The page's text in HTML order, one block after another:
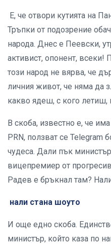
Е, че отвори кутията на
Тръпки от подозрение
народа. Днес е Пеевски,
активист, опонент, всеки!
този народ не вярва, че
личния живот, че няма да
какво ядеш, с кого
В скоба, известно е, че
PRN, ползват се Telegram
чудеса. Дали пък
вицепремиер от
Радев е бръкнал там?
нали стана шоуто
И още едно скоба.
министър, който каза по